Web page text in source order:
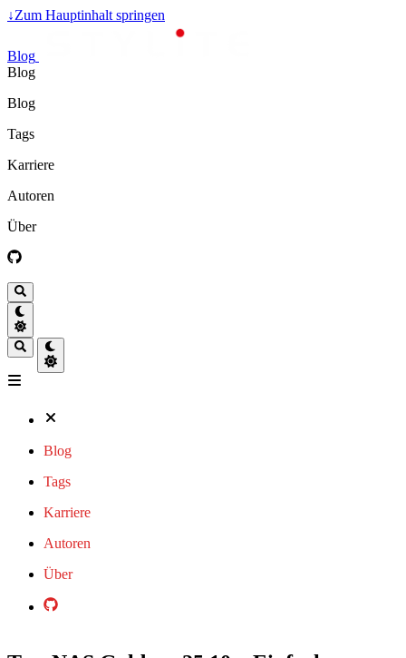
↓Zum Hauptinhalt springen
Blog
Blog
Blog
Tags
Karriere
Autoren
Über
Blog
Tags
Karriere
Autoren
Über